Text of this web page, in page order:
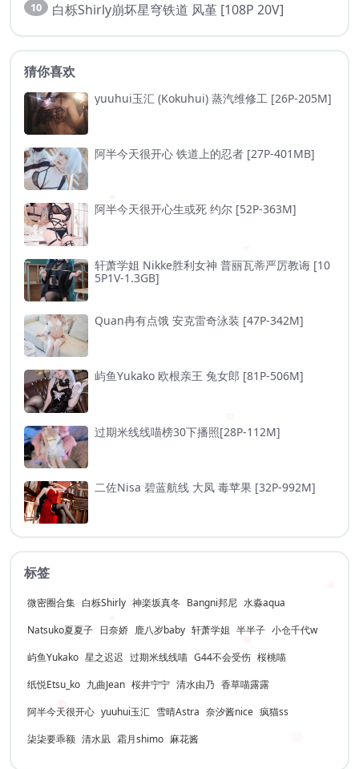
10 白栎Shirly崩坏星穹铁道 风堇 [108P 20V]
猜你喜欢
yuuhui玉汇 (Kokuhui) 蒸汽维修工 [26P-205M]
阿半今天很开心 铁道上的忍者 [27P-401MB]
阿半今天很开心生或死 约尔 [52P-363M]
轩萧学姐 Nikke胜利女神 普丽瓦蒂严厉教诲 [10
5P1V-1.3GB]
Quan冉有点饿 安克雷奇泳装 [47P-342M]
屿鱼Yukako 欧根亲王 兔女郎 [81P-506M]
过期米线线喵榜30下播照[28P-112M]
二佐Nisa 碧蓝航线 大凤 毒苹果 [32P-992M]
标签
微密圈合集 白栎Shirly 神楽坂真冬 Bangni邦尼 水淼aqua
Natsuko夏夏子 日奈娇 鹿八岁baby 轩萧学姐 半半子 小仓千代w
屿鱼Yukako 星之迟迟 过期米线线喵 G44不会受伤 桜桃喵
纸悦Etsu_ko 九曲Jean 桜井宁宁 清水由乃 香草喵露露
阿半今天很开心 yuuhui玉汇 雪晴Astra 奈汐酱nice 疯猫ss
柒柒要乖额 清水凪 霜月shimo 麻花酱